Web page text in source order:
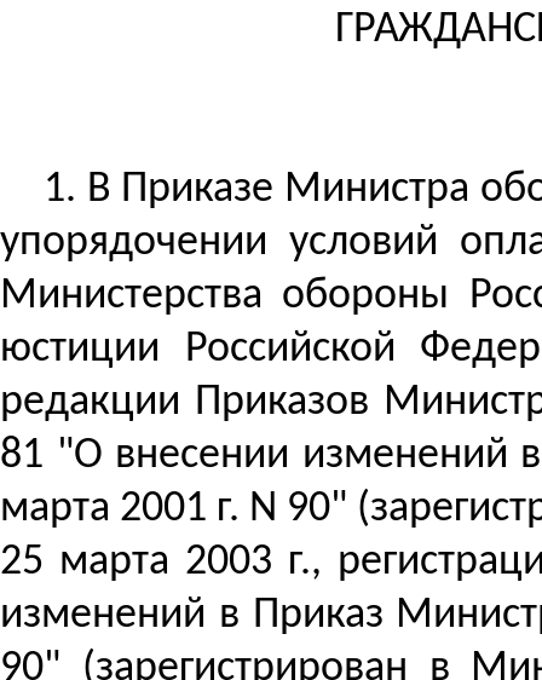
1. В Приказе Министра
упорядочении условий
Министерства обороны
юстиции Российской
редакции Приказов
81 "О внесении изменений
марта 2001 г. N 90"
25 марта 2003 г.,
изменений в Приказ
90" (зарегистрирован в